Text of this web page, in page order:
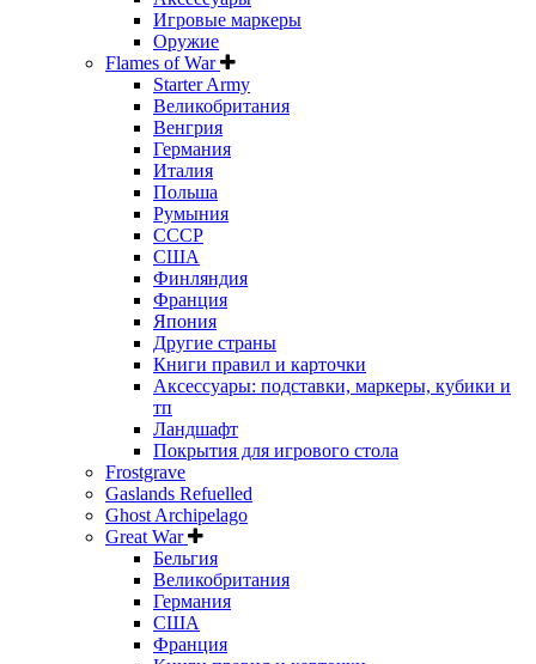
Игровые маркеры
Оружие
Flames of War
Starter Army
Великобритания
Венгрия
Германия
Италия
Польша
Румыния
СССР
США
Финляндия
Франция
Япония
Другие страны
Книги правил и карточки
Аксессуары: подставки, маркеры, кубики и
тп
Ландшафт
Покрытия для игрового стола
Frostgrave
Gaslands Refuelled
Ghost Archipelago
Great War
Бельгия
Великобритания
Германия
США
Франция